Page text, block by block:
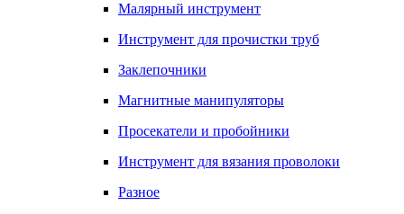
Малярный инструмент
Инструмент для прочистки труб
Заклепочники
Магнитные манипуляторы
Просекатели и пробойники
Инструмент для вязания проволоки
Разное